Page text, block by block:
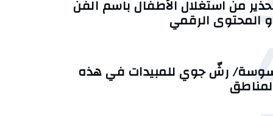
من استغلال الأطفال باسم الفن
المحتوى الرقمي
رشّ جوي للمبيدات في هذه